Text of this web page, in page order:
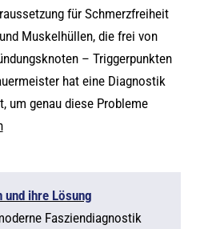
für Schmerzfreiheit
Muskelhüllen, die frei von
– Triggerpunkten
hat eine Diagnostik
um genau diese Probleme
und ihre Lösung
Fasziendiagnostik